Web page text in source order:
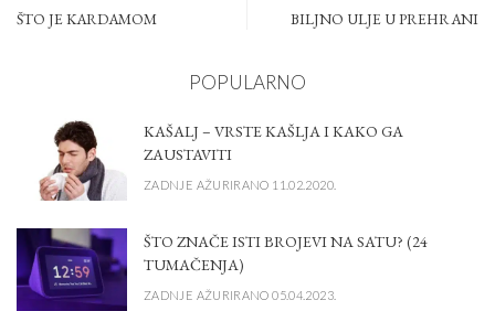
ŠTO JE KARDAMOM BILJNO ULJE U PREHRANI
POPULARNO
KAŠALJ – VRSTE KAŠLJA I KAKO GA
ZAUSTAVITI
ZADNJE AŽURIRANO 11.02.2020.
ŠTO ZNAČE ISTI BROJEVI NA SATU? (24
TUMAČENJA)
ZADNJE AŽURIRANO 05.04.2023.